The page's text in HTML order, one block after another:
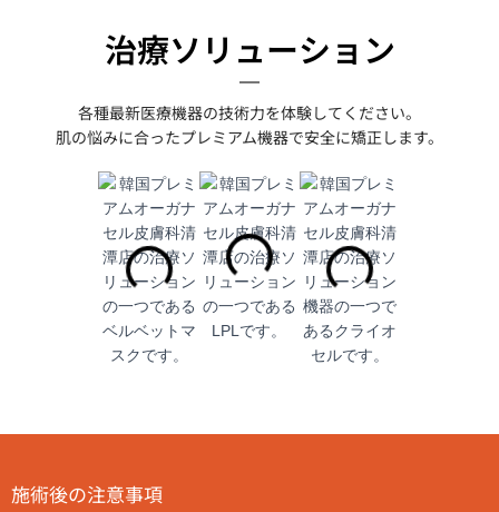
治療ソリューション
各種最新医療機器の技術力を体験してください。
肌の悩みに合ったプレミアム機器で安全に矯正します。
施術後の注意事項